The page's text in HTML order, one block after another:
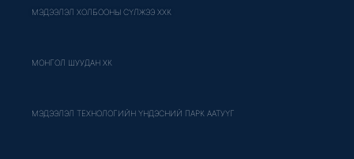
МЭДЭЭЛЭЛ ХОЛБООНЫ СҮЛЖЭЭ ХХК
МОНГОЛ ШУУДАН ХК
МЭДЭЭЛЭЛ ТЕХНОЛОГИЙН ҮНДЭСНИЙ ПАРК ААТУҮГ